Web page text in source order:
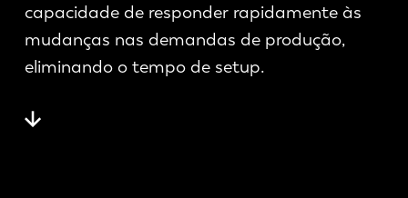
capacidade de responder rapidamente às
mudanças nas demandas de produção,
eliminando o tempo de setup.
Sobre a LVD
Notícias
Descubra a LVD
Eventos